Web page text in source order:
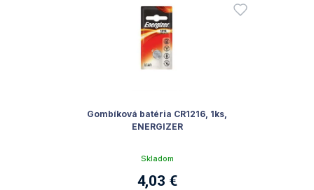
Gombíková batéria CR1216, 1ks,
ENERGIZER
Skladom
4,03 €